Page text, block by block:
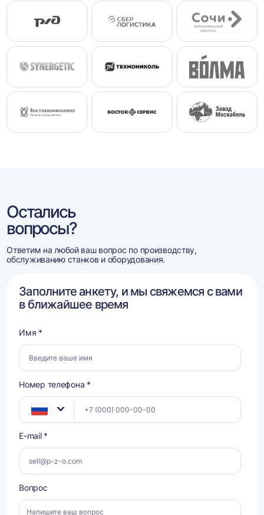
Остались
вопросы?
Ответим на любой ваш вопрос по производству,
обслуживанию станков и оборудования.
Заполните анкету, и мы свяжемся с вами
в ближайшее время
Имя *
Номер телефона *
E-mail *
Вопрос